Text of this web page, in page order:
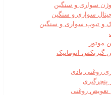
سواری و سنگین
سواری و سنگین
و تیوپ سواری و سنگین
موتور
گیربکس اتوماتیک
روغنی بادی
تعویض روغنی